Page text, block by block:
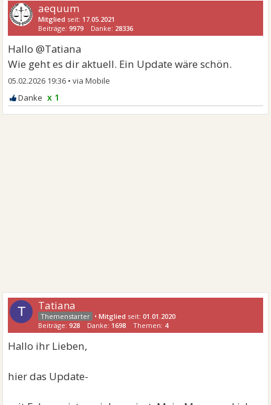
aequum
Mitglied seit: 17.05.2021
Beiträge:9979 Danke: 28336
Hallo @Tatiana
Wie geht es dir aktuell. Ein Update wäre schön.
05.02.2026 19:36 •
x 1
T Tatiana
•Mitglied seit:01.01.2020
Beiträge:928 Danke: 1698 Themen: 4
Hallo ihr Lieben,
hier das Update-